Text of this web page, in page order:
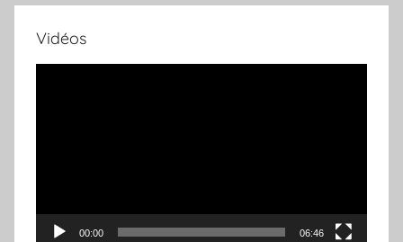
Vidéos
00:00 06:46